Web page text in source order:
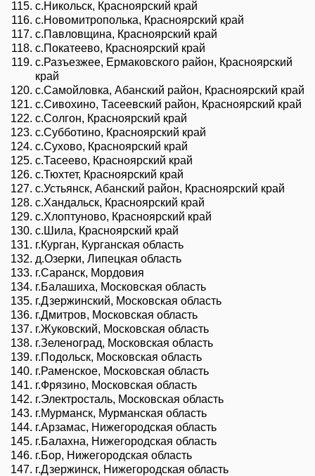
с.Никольск, Красноярский край
с.Новомитрополька, Красноярский край
с.Павловщина, Красноярский край
с.Покатеево, Красноярский край
с.Разъезжее, Ермаковского район, Красноярский
край
с.Самойловка, Абанский район, Красноярский край
с.Сивохино, Тасеевский район, Красноярский край
с.Солгон, Красноярский край
с.Субботино, Красноярский край
с.Сухово, Красноярский край
с.Тасеево, Красноярский край
с.Тюхтет, Красноярский край
с.Устьянск, Абанский район, Красноярский край
с.Хандальск, Красноярский край
с.Хлоптуново, Красноярский край
с.Шила, Красноярский край
г.Курган, Курганская область
д.Озерки, Липецкая область
г.Саранск, Мордовия
г.Балашиха, Московская область
г.Дзержинский, Московская область
г.Дмитров, Московская область
г.Жуковский, Московская область
г.Зеленоград, Московская область
г.Подольск, Московская область
г.Раменское, Московская область
г.Фрязино, Московская область
г.Электросталь, Московская область
г.Мурманск, Мурманская область
г.Арзамас, Нижегородская область
г.Балахна, Нижегородская область
г.Бор, Нижегородская область
г.Дзержинск, Нижегородская область